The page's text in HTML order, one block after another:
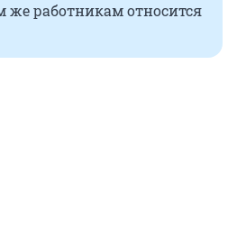
же работникам относится